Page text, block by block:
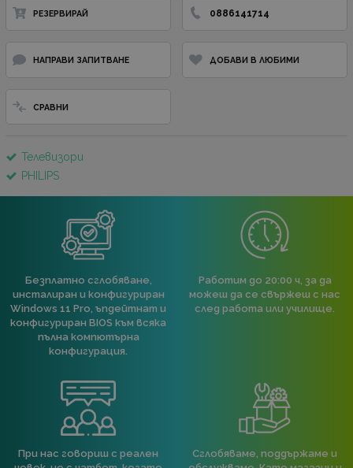
РЕЗЕРВИРАЙ 0886141714
НАПРАВИ ЗАПИТВАНЕ ДОБАВИ В ЛЮБИМИ
СРАВНИ
Телевизори
PHILIPS
Безплатно сглобяване,
инсталиран и конфигуриран
Windows 11 Pro, ъпдейтнат и
конфигуриран BIOS към всяка
пълна компютърна
конфигурация.
Работим до 20:00 ч, за да
можеш да се свържеш с нас
след работа или училище.
При нас говориш с реален
Сглобяваме, поддържаме и